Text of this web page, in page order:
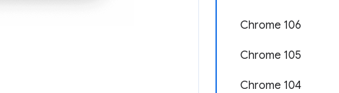
Chrome 106
Chrome 105
Chrome 104